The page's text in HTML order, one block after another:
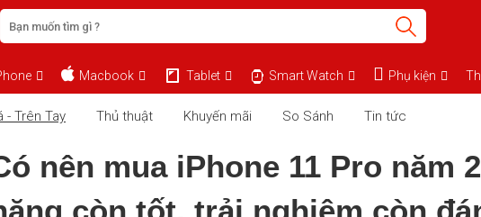
Macbook Tablet Smart Watch Phụ kiện
- Trên Tay Thủ thuật Khuyến mãi So Sánh Tin tức
nên mua iPhone 11 Pro năm